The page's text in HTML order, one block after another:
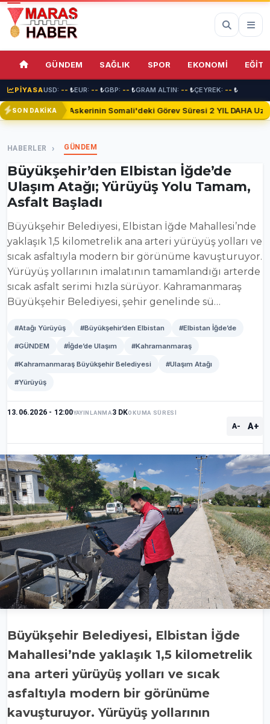
GÜNDEM SAĞLIK SPOR EKONOMİ
PİYASAUSD: -- ₺EUR: -- ₺GBP: -- ₺GRAM ALTIN: -- ₺ÇEYREK: -- ₺
SON DAKİKATürk Askerinin Somali'deki Görev Süresi 2 YIL DAHA
73%
HABERLER GÜNDEM
Büyükşehir’den Elbistan İğde’de
Ulaşım Atağı; Yürüyüş Yolu Tamam,
Asfalt Başladı
Büyükşehir Belediyesi, Elbistan İğde Mahallesi’nde
yaklaşık 1,5 kilometrelik ana arteri yürüyüş yolları ve
sıcak asfaltıyla modern bir görünüme kavuşturuyor.
Yürüyüş yollarının imalatının tamamlandığı arterde
sıcak asfalt serimi hızla sürüyor. Kahramanmaraş
Büyükşehir Belediyesi, şehir genelinde sü…
#Atağı Yürüyüş #Büyükşehir’den Elbistan #Elbistan İğde’de
#GÜNDEM #İğde’de Ulaşım #Kahramanmaraş
#Kahramanmaraş Büyükşehir Belediyesi #Ulaşım Atağı
#Yürüyüş
13.06.2026 - 12:00YAYINLANMA3 DKOKUMA SÜRESİ
A- A+
Büyükşehir Belediyesi, Elbistan İğde
Mahallesi’nde yaklaşık 1,5 kilometrelik
ana arteri yürüyüş yolları ve sıcak
asfaltıyla modern bir görünüme
kavuşturuyor. Yürüyüş yollarının